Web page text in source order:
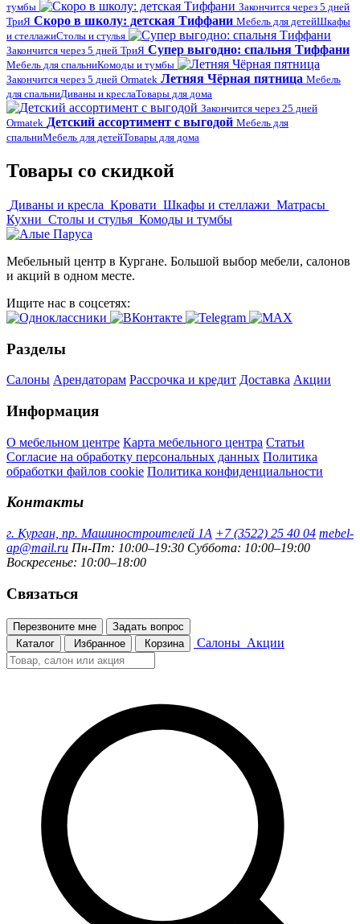
тумбы
Закончится через 5 дней
ТриЯ Скоро в школу: детская Тиффани Мебель для детейШкафы
и стеллажиСтолы и стулья
Закончится через 5 дней ТриЯ Супер выгодно: спальня Тиффани
Мебель для спальниКомоды и тумбы
Закончится через 5 дней Ormatek Летняя Чёрная пятница Мебель
для спальниДиваны и креслаТовары для дома
Закончится через 25 дней
Ormatek Детский ассортимент с выгодой Мебель для
спальниМебель для детейТовары для дома
Товары со скидкой
Диваны и кресла Кровати Шкафы и стеллажи Матрасы
Кухни Столы и стулья Комоды и тумбы
Мебельный центр в Кургане. Большой выбор мебели, салонов
и акций в одном месте.
Ищите нас в соцсетях:
Разделы
Салоны Арендаторам Рассрочка и кредит Доставка Акции
Информация
О мебельном центре Карта мебельного центра Статьи
Согласие на обработку персональных данных Политика
обработки файлов cookie Политика конфиденциальности
Контакты
г. Курган, пр. Машиностроителей 1А +7 (3522) 25 40 04 mebel-
ap@mail.ru Пн-Пт: 10:00–19:30 Суббота: 10:00–19:00
Воскресенье: 10:00–18:00
Связаться
Перезвоните мне
Задать вопрос
Каталог
Избранное Корзина Салоны Акции